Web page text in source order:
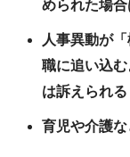
められた場
人事異動が
職に追い込
は訴えられる
育児や介護